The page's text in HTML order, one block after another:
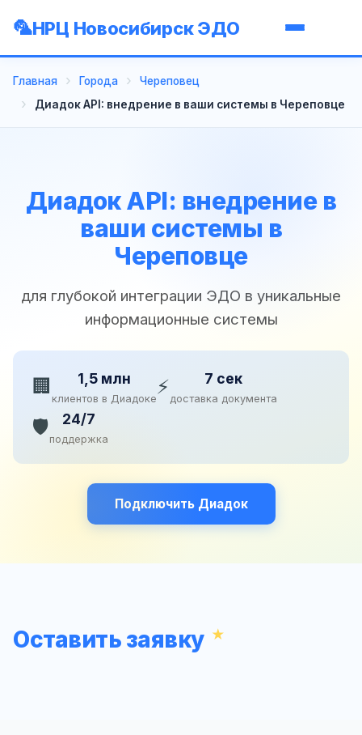
НРЦ Новосибирск ЭДО
Главная Города
Череповец
Диадок API: внедрение в ваши системы в Череповце
Диадок API: внедрение в
ваши системы в
Череповце
для глубокой интеграции ЭДО в уникальные
информационные системы
🏢 1,5 млн
клиентов в Диадоке⚡ 7 сек
доставка документа
🛡️ 24/7
поддержка
Подключить Диадок
Оставить заявку